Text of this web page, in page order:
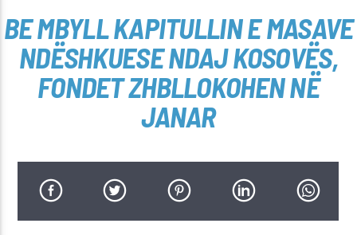
BE MBYLL KAPITULLIN E MASAVE
NDËSHKUESE NDAJ KOSOVËS,
FONDET ZHBLLOKOHEN NË
JANAR